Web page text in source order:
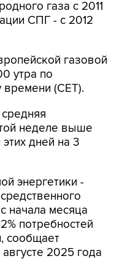
газа с 2011
СПГ - с 2012
газовой
утра по
(CET).
неделе выше
дней на 3
энергетики -
начала месяца
потребностей
сообщает
2025 года